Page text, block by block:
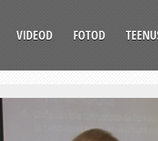
VIDEOD FOTOD